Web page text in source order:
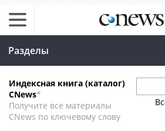
Разделы
Индексная книга (каталог)
CNews*
Получите все материалы
CNews по ключевому слову